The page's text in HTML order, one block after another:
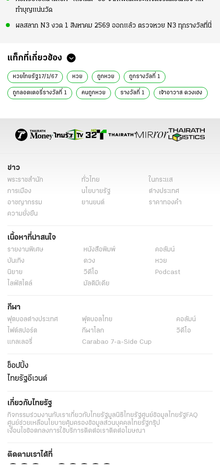
ทำบุญแน่นวัด
ผลสลาก N3 งวด 1 สิงหาคม 2569 ออกแล้ว ตรวจหวย N3 ทุกรางวัลที่นี่
แท็กที่เกี่ยวข้อง
หวยไทยรัฐ17/1/67 หวย ถูกหวย ถูกรางวัลที่ 1
ถูกลอตเตอรี่รางวัลที่ 1 คนถูกหวย รางวัลที่ 1 เจ้าอาวาส ดวงเฮง
ข่าว
พระราชสำนัก ทั่วไทย
ในกระแส
การเมือง
นโยบายรัฐ
ต่างประเทศ
อาชญากรรม
ยานยนต์
ราคาทองคำ
ความยั่งยืน
เนื้อหาที่น่าสนใจ
รายงานพิเศษ หนังสือพิมพ์
คอลัมน์
บันเทิง
ดวง
หวย
นิยาย
วิดีโอ
Podcast
ไลฟ์สไตล์
มัลติมีเดีย
กีฬา
ฟุตบอลต่่างประเทศ ฟุตบอลไทย
คอลัมน์
ไฟต์สปอร์ต
กีฬาโลก
วิดีโอ
แกลเลอรี่
Carabao 7-a-Side Cup
ช็อปปิ้ง
ไทยรัฐอีเวนต์
เกี่ยวกับไทยรัฐ
กิจกรรมร่วมงานกับเราเกี่ยวกับไทยรัฐมูลนิธิไทยรัฐศูนย์ข้อมูลไทยรัฐFAQ
ศูนย์ช่วยเหลือนโยบายคุ้มครองข้อมูลส่วนบุคคลไทยรัฐกรุ๊ป
เงื่อนไขข้อตกลงการใช้บริการติดต่อเราติดต่อโฆษณา
ติดตามเราได้ที่